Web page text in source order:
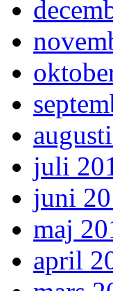
juli
juni
maj
april